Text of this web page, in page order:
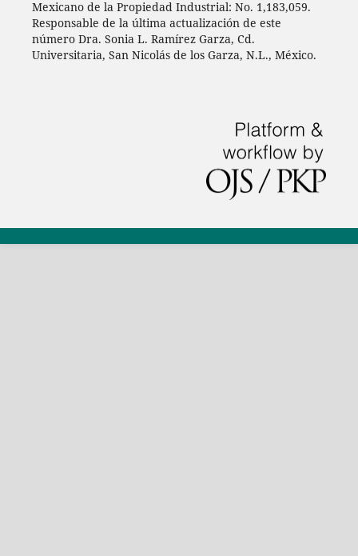
Mexicano de la Propiedad Industrial: No. 1,183,059.
Responsable de la última actualización de este
número Dra. Sonia L. Ramírez Garza, Cd.
Universitaria, San Nicolás de los Garza, N.L., México.